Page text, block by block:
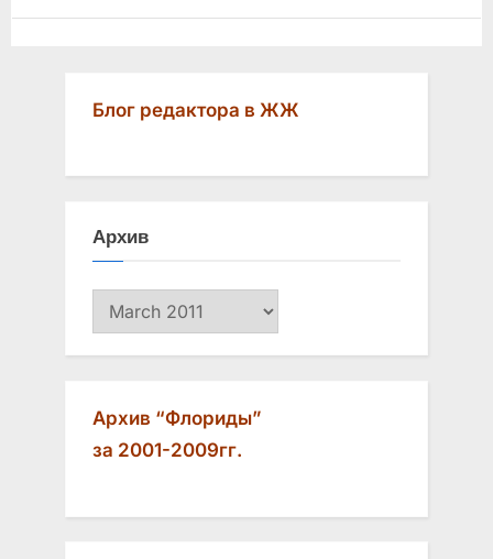
Блог редактора в ЖЖ
Архив
Архив
Архив “Флориды”
за 2001-2009гг.